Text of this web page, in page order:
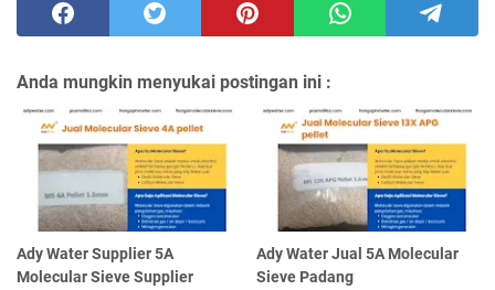
Anda mungkin menyukai postingan ini :
Ady Water Supplier 5A
Molecular Sieve Supplier
Ady Water Jual 5A Molecular
Sieve Padang